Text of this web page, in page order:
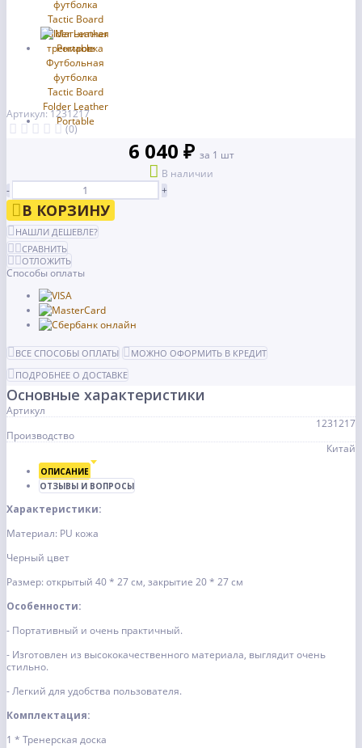
Артикул: 1231217
(0)
6 040 ₽ за 1 шт
В наличии
-
+
В КОРЗИНУ
НАШЛИ ДЕШЕВЛЕ?
СРАВНИТЬ
ОТЛОЖИТЬ
Способы оплаты
ВСЕ СПОСОБЫ ОПЛАТЫ
МОЖНО ОФОРМИТЬ В КРЕДИТ
ПОДРОБНЕЕ О ДОСТАВКЕ
Основные характеристики
Артикул
1231217
Производство
Китай
ОПИСАНИЕ
ОТЗЫВЫ И ВОПРОСЫ
Характеристики:
Материал: PU кожа
Черный цвет
Размер: открытый 40 * 27 см, закрытие 20 * 27 см
Особенности:
- Портативный и очень практичный.
- Изготовлен из высококачественного материала, выглядит очень
стильно.
- Легкий для удобства пользователя.
Комплектация:
1 * Тренерская доска